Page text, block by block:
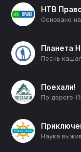
НТВ
Планета
Песнь
Поехали!
По дороге
Наука